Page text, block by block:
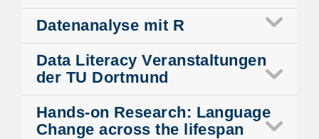
Datenanalyse mit R
Data Literacy Veranstaltungen
der TU Dortmund
Hands-on Research: Language
Change across the lifespan